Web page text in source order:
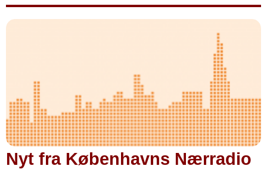
Nyt fra Københavns Nærradio